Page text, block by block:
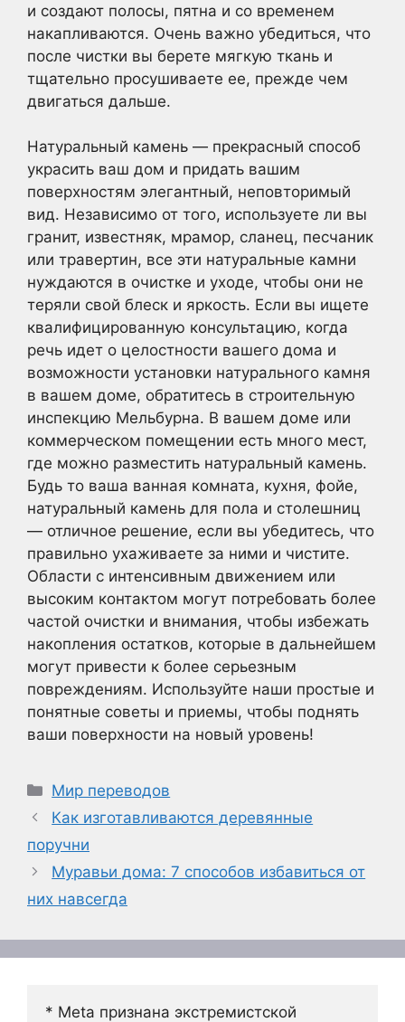
и создают полосы, пятна и со временем
накапливаются. Очень важно убедиться, что
после чистки вы берете мягкую ткань и
тщательно просушиваете ее, прежде чем
двигаться дальше.
Натуральный камень — прекрасный способ
украсить ваш дом и придать вашим
поверхностям элегантный, неповторимый
вид. Независимо от того, используете ли вы
гранит, известняк, мрамор, сланец, песчаник
или травертин, все эти натуральные камни
нуждаются в очистке и уходе, чтобы они не
теряли свой блеск и яркость. Если вы ищете
квалифицированную консультацию, когда
речь идет о целостности вашего дома и
возможности установки натурального камня
в вашем доме, обратитесь в строительную
инспекцию Мельбурна. В вашем доме или
коммерческом помещении есть много мест,
где можно разместить натуральный камень.
Будь то ваша ванная комната, кухня, фойе,
натуральный камень для пола и столешниц
— отличное решение, если вы убедитесь, что
правильно ухаживаете за ними и чистите.
Области с интенсивным движением или
высоким контактом могут потребовать более
частой очистки и внимания, чтобы избежать
накопления остатков, которые в дальнейшем
могут привести к более серьезным
повреждениям. Используйте наши простые и
понятные советы и приемы, чтобы поднять
ваши поверхности на новый уровень!
Рубрики
Мир переводов
Как изготавливаются деревянные
поручни
Муравьи дома: 7 способов избавиться от
них навсегда
* Meta признана экстремистской